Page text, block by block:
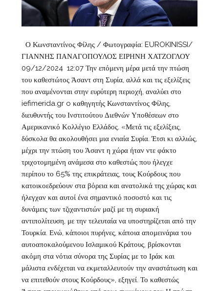
Ο Κωνσταντίνος Φίλης / Φωτογραφία: EUROKINISSI/
ΓΙΑΝΝΗΣ ΠΑΝΑΓΟΠΟΥΛΟΣ ΕΙΡΗΝΗ ΧΑΤΖΟΓΛΟΥ
09/12/2024 12:07 Την επόμενη μέρα μετά την πτώση
του καθεστώτος Άσαντ στη Συρία, αλλά και τις εξελίξεις
που αναμένονται στην ευρύτερη περιοχή, αναλύει στο
iefimerida.gr o καθηγητής Κωνσταντίνος Φίλης,
διευθυντής του Ινστιτούτου Διεθνών Υποθέσεων στο
Αμερικανικό Κολλέγιο Ελλάδος. «Μετά τις εξελίξεις,
δύσκολα θα ακολουθήσει μια ενιαία Συρία. Έτσι κι αλλιώς,
μέχρι την πτώση του Άσαντ η χώρα ήταν ντε φάκτο
τριχοτομημένη ανάμεσα στο καθεστώς που ήλεγχε
περίπου το 65% της επικράτειας, τους Κούρδους που
κατοικοεδρεύουν στα βόρεια και ανατολικά της χώρας και
ήλεγχαν και αυτοί ένα σημαντικό ποσοστό και τις
δυνάμεις των τζιχαντιστών μαζί με τη συριακή
αντιπολίτευση, με την τελευταία να υποστηρίζεται από την
Τουρκία. Ενώ, κάποιοι πυρήνες, κάποια απομεινάρια του
αυτοαποκαλούμενου Ισλαμικού Κράτους, βρίσκονται
ακόμη στα νότια σύνορα της Συρίας με το Ιράκ και
μάλιστα ενδέχεται να εκμεταλλευτούν την αναστάτωση και
να επιτεθούν στους Κούρδους», εξηγεί. Το καθεστώς